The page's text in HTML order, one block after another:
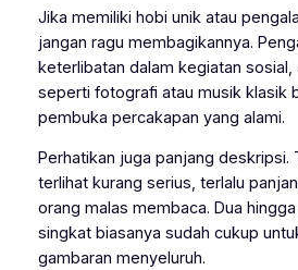
Jika memiliki hobi unik atau
jangan ragu membagikannya.
keterlibatan dalam kegiatan sosial,
seperti fotografi atau musik klasik
pembuka percakapan yang alami.
Perhatikan juga panjang deskripsi.
terlihat kurang serius, terlalu
orang malas membaca. Dua
singkat biasanya sudah cukup
gambaran menyeluruh.